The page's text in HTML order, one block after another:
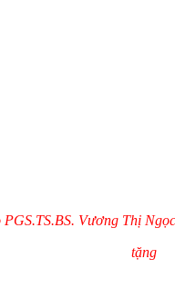
PGS.TS.BS. Vương Thị
tặng